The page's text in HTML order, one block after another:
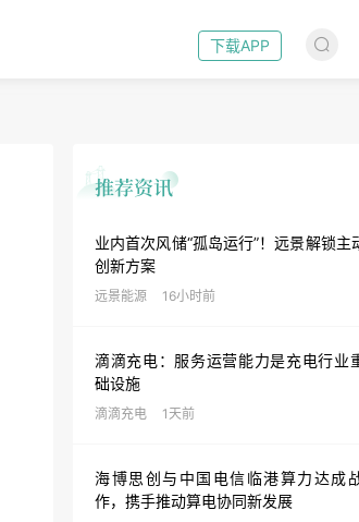
下载APP
业内首次风储“孤岛运行”！远景解锁主
创新方案
远景能源 16小时前
滴滴充电：服务运营能力是充电行业
础设施
滴滴充电 1天前
海博思创与中国电信临港算力达成
作，携手推动算电协同新发展